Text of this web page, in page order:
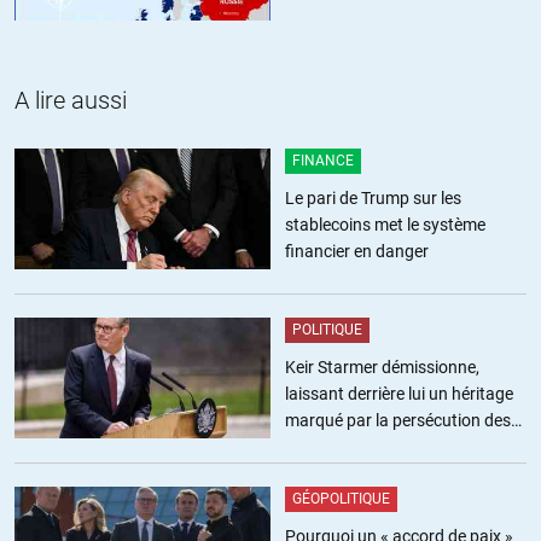
légale, et l’abusive. Moi, je me serais laissé prendre.
+27
Kokoba// 07.02.2019 à 08h23
Oui, çà devrait servir de leçon à ceux qui pensent que çà se
passerait mieux si on était gouverné par des femmes.
Pourtant, on a quand même eu suffisamment d’exemples
récemment :
Michele Alliot-Marie, Lagarde, Rachida Dati, El Khomri, Morano
Belloubet, etc, etc…
Les femmes n’ont rien à envier aux hommes pour ce qui est de la
stupidité, de l’incompétence, de la corruption et la crapulerie.
+42 ALERTER
A lire aussi
FINANCE
Le pari de Trump sur les
stablecoins met le système
financier en danger
POLITIQUE
Keir Starmer démissionne,
laissant derrière lui un héritage
marqué par la persécution des
GÉOPOLITIQUE
Pourquoi un « accord de paix »